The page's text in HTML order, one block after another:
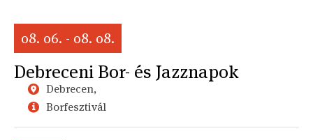
08. 06. - 08. 08.
Debreceni Bor- és Jazznapok
Debrecen,
Borfesztivál